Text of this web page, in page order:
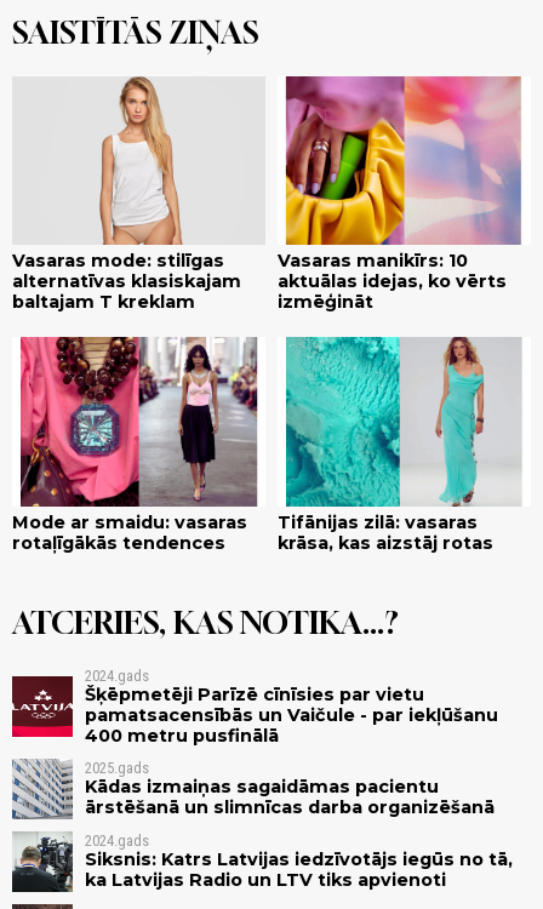
SAISTĪTĀS ZIŅAS
Vasaras mode: stilīgas
alternatīvas klasiskajam
baltajam T kreklam
Vasaras manikīrs: 10
aktuālas idejas, ko vērts
izmēģināt
Mode ar smaidu: vasaras
rotaļīgākās tendences
Tifānijas zilā: vasaras
krāsa, kas aizstāj rotas
ATCERIES, KAS NOTIKA...?
2024.gads
Šķēpmetēji Parīzē cīnīsies par vietu
pamatsacensībās un Vaičule - par iekļūšanu
400 metru pusfinālā
2025.gads
Kādas izmaiņas sagaidāmas pacientu
ārstēšanā un slimnīcas darba organizēšanā
2024.gads
Siksnis: Katrs Latvijas iedzīvotājs iegūs no tā,
ka Latvijas Radio un LTV tiks apvienoti